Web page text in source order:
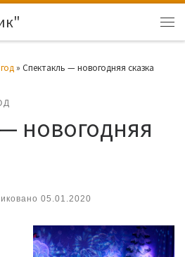
» Спектакль — новогодняя сказка
новогодняя
05.01.2020